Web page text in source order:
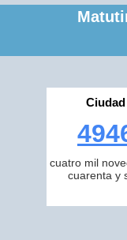
Ciudad
cuatro mil
cuarenta y